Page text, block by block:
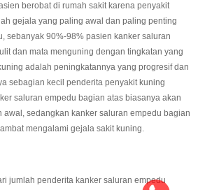
berobat di rumah sakit karena penyakit
gejala yang paling awal dan paling penting
sebanyak 90%-98% pasien kanker saluran
dan mata menguning dengan tingkatan yang
adalah peningkatannya yang progresif dan
sebagian kecil penderita penyakit kuning
saluran empedu bagian atas biasanya akan
sedangkan kanker saluran empedu bagian
mengalami gejala sakit kuning.
penderita kanker saluran empedu